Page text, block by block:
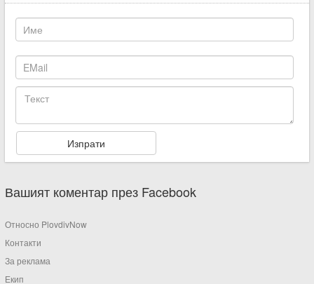
Вашият коментар през Facebook
Относно PlovdivNow
Контакти
За реклама
Екип